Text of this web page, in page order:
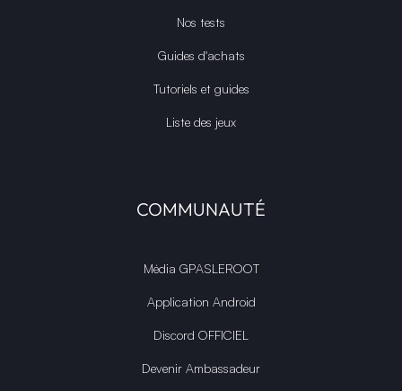
Nos tests
Guides d'achats
Tutoriels et guides
Liste des jeux
COMMUNAUTÉ
Média GPASLEROOT
Application Android
Discord OFFICIEL
Devenir Ambassadeur